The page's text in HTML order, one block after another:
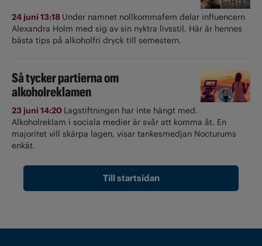
24 juni 13:18 Under namnet nollkommafem delar influencern
Alexandra Holm med sig av sin nyktra livsstil. Här är hennes
bästa tips på alkoholfri dryck till semestern.
Så tycker partierna om
alkoholreklamen
23 juni 14:20 Lagstiftningen har inte hängt med.
Alkoholreklam i sociala medier är svår att komma åt. En
majoritet vill skärpa lagen, visar tankesmedjan Nocturums
enkät.
Till startsidan